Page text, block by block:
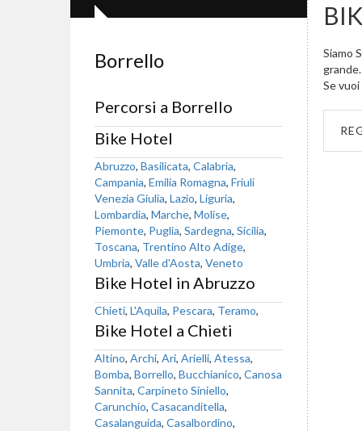
Siamo
grande.
Se
Borrello
Percorsi a Borrello
Bike Hotel
Abruzzo, Basilicata, Calabria,
Campania, Emilia Romagna, Friuli
Venezia Giulia, Lazio, Liguria,
Lombardia, Marche, Molise,
Piemonte, Puglia, Sardegna, Sicilia,
Toscana, Trentino Alto Adige,
Umbria, Valle d'Aosta, Veneto
Bike Hotel in Abruzzo
Chieti, L'Aquila, Pescara, Teramo,
Bike Hotel a Chieti
Altino, Archi, Ari, Arielli, Atessa,
Bomba, Borrello, Bucchianico, Canosa
Sannita, Carpineto Siniello,
Carunchio, Casacanditella,
Casalanguida, Casalbordino,